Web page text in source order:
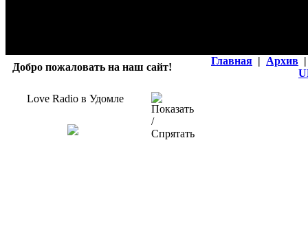
Добро пожаловать на наш сайт!
Главная | Архив |
Love Radio в Удомле